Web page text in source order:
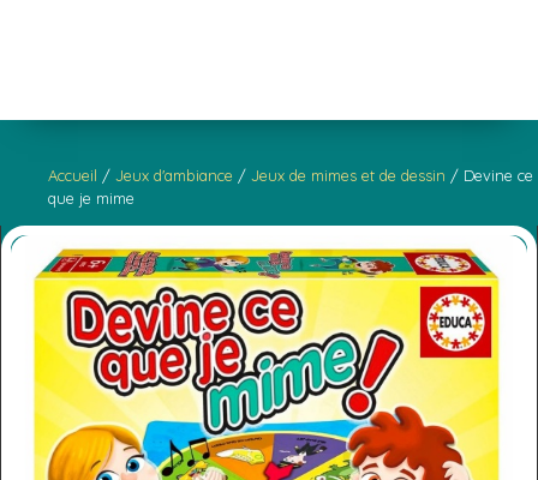
Accueil /Jeux d'ambiance /Jeux de mimes et de dessin / Devine ce
que je mime